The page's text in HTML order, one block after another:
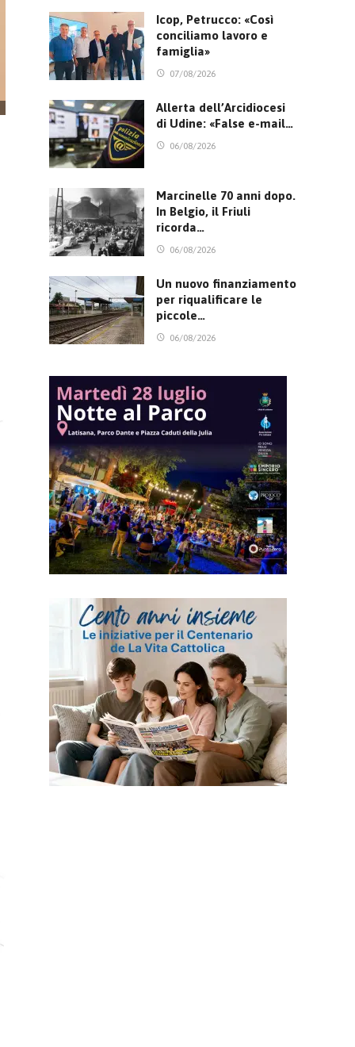
Icop, Petrucco: «Così
conciliamo lavoro e
famiglia»
07/08/2026
Allerta dell’Arcidiocesi
di Udine: «False e-mail…
06/08/2026
Marcinelle 70 anni dopo.
In Belgio, il Friuli
ricorda…
06/08/2026
Un nuovo finanziamento
per riqualificare le
piccole…
06/08/2026